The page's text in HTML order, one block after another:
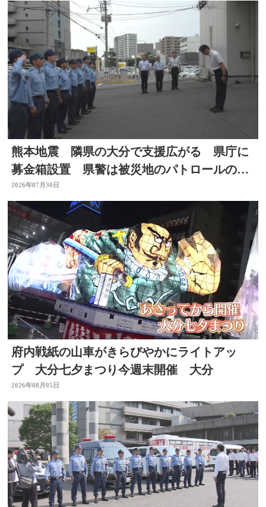
熊本地震 隣県の大分で支援広がる 県庁に
募金箱設置 県警は被災地のパトロールのた
め部隊を派遣
2026年07月30日
府内戦紙の山車がきらびやかにライトアッ
プ 大分七夕まつり今週末開催 大分
2026年08月05日